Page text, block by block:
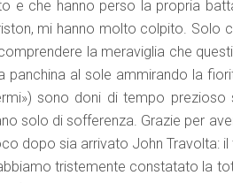
e che hanno perso la propria
mi hanno molto colpito.
la meraviglia che
panchina al sole ammirando la
sono doni di tempo
solo di sofferenza. Grazie per
dopo sia arrivato John Travolta:
tristemente constatato la